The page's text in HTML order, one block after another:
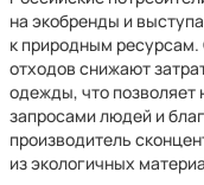
на экобренды и
к природным
отходов снижают
одежды, что
запросами людей и
производитель
из экологичных